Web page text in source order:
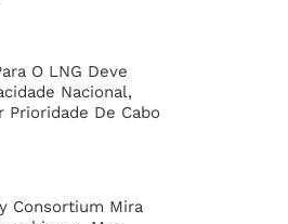
O LNG Deve
Nacional,
Prioridade De Cabo
Consortium Mira